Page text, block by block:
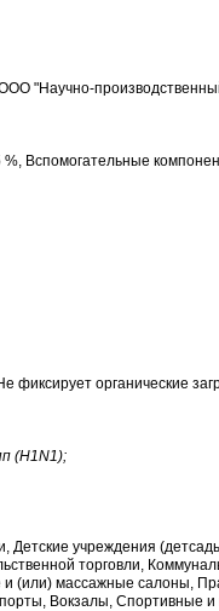
"Научно-
%, Вспомогательные
органические
(H1N1);
Детские учреждения
торговли,
и (или) массажные салоны,
Вокзалы, Спортивные и